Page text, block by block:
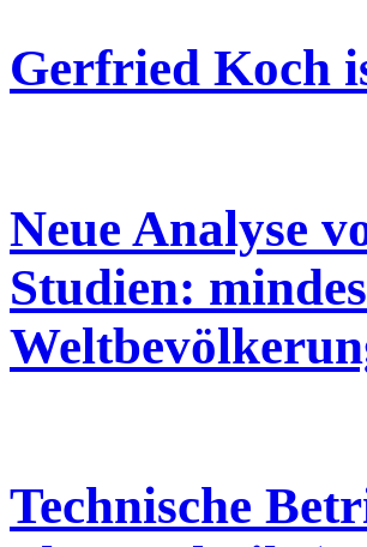
Gerfried Koch
Neue Analyse
Studien:
Technische